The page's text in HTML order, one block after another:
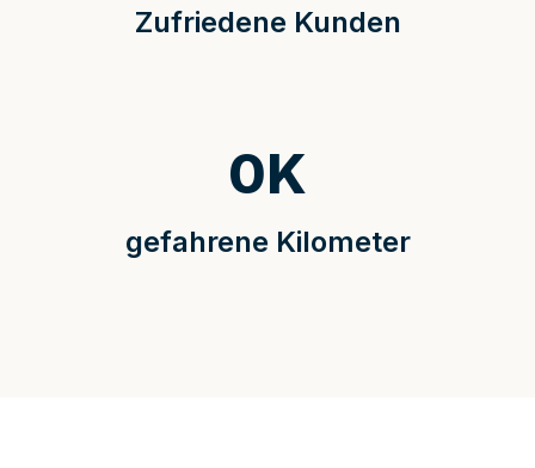
Zufriedene Kunden
gefahrene Kilometer
0K